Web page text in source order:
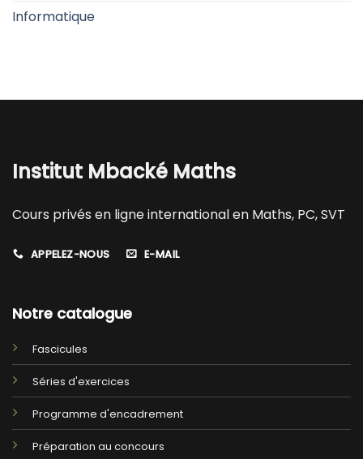
Informatique
Institut Mbacké Maths
Cours privés en ligne international en Maths, PC, SVT
APPELEZ-NOUS E-MAIL
Notre catalogue
Fascicules
Séries d'exercices
Programme d'encadrement
Préparation au concours